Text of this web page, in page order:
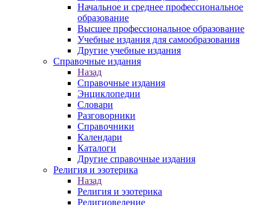
Начальное и среднее профессиональное
образование
Высшее профессиональное образование
Учебные издания для самообразования
Другие учебные издания
Справочные издания
Назад
Справочные издания
Энциклопедии
Словари
Разговорники
Справочники
Календари
Каталоги
Другие справочные издания
Религия и эзотерика
Назад
Религия и эзотерика
Религиоведение